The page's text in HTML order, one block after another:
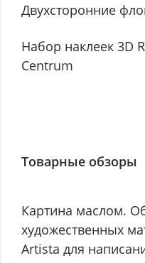
Двухсторонние
Набор наклеек 3D
Centrum
Товарные обзоры
Картина маслом.
художественных
Artista для